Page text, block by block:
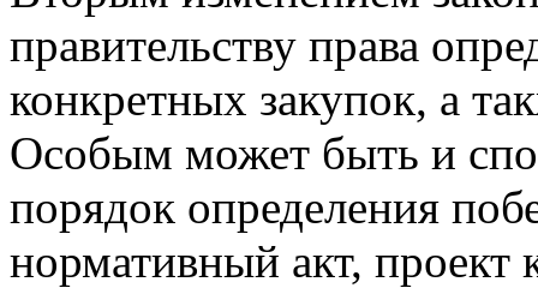
правительству права
конкретных закупок, а
Особым может быть и
порядок определения
нормативный акт, проект